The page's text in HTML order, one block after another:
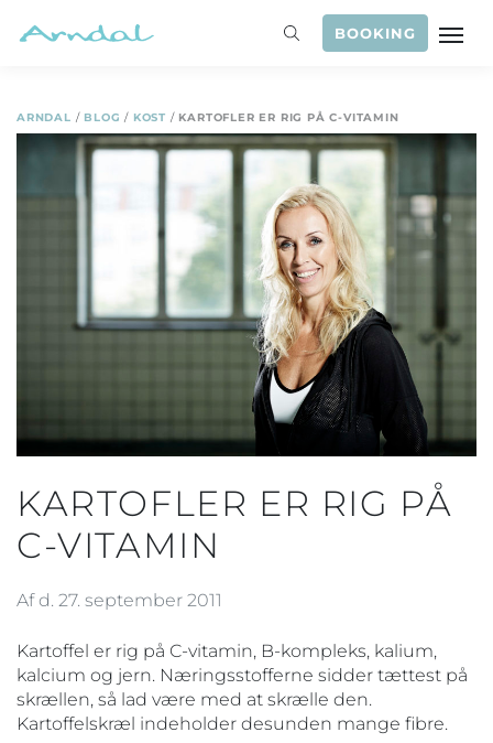
BOOKING
ARNDAL / BLOG / KOST / KARTOFLER ER RIG PÅ C-VITAMIN
KARTOFLER ER RIG PÅ
C-VITAMIN
Af d. 27. september 2011
Kartoffel er rig på C-vitamin, B-kompleks, kalium,
kalcium og jern. Næringsstofferne sidder tættest på
skrællen, så lad være med at skrælle den.
Kartoffelskræl indeholder desunden mange fibre.